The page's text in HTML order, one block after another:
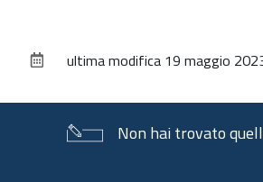
documentoultima modifica 19 maggio
Non hai trovato